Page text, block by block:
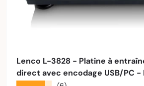
Lenco L-3828 - Platine à
direct avec encodage USB/PC -